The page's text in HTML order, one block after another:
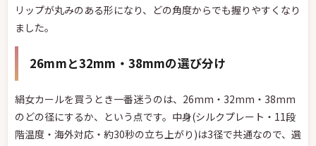
リップが丸みのある形になり、どの角度からでも握りやすくなり
ました。
26mmと32mm・38mmの選び分け
絹女カールを買うとき一番迷うのは、26mm・32mm・38mm
のどの径にするか、という点です。中身(シルクプレート・11段
階温度・海外対応・約30秒の立ち上がり)は3径で共通なので、選